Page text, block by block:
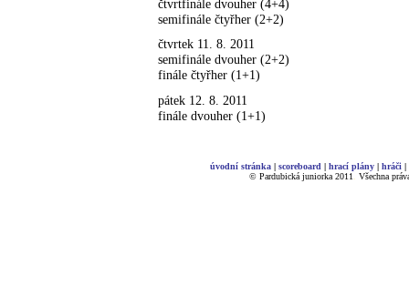
čtvrtfinále dvouher (4+4)
semifinále čtyřher (2+2)
čtvrtek 11. 8. 2011
semifinále dvouher (2+2)
finále čtyřher (1+1)
pátek 12. 8. 2011
finále dvouher (1+1)
úvodní stránka| scoreboard | hrací plány| hráči|
© Pardubická juniorka 2011
Všechna